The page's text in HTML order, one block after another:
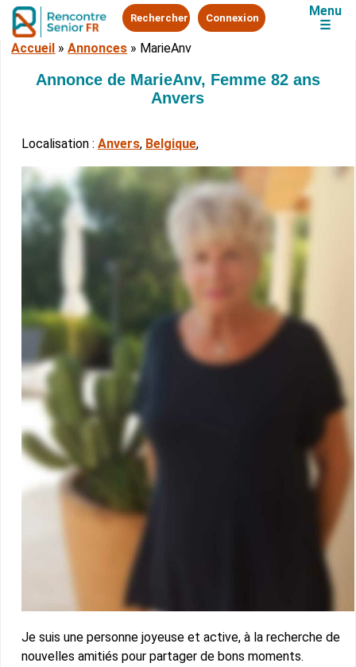
Rechercher Connexion
Menu
☰
Accueil »Annonces » MarieAnv
Annonce de MarieAnv, Femme 82 ans
Anvers
Localisation : Anvers, Belgique,
Je suis une personne joyeuse et active, à la recherche de
nouvelles amitiés pour partager de bons moments.